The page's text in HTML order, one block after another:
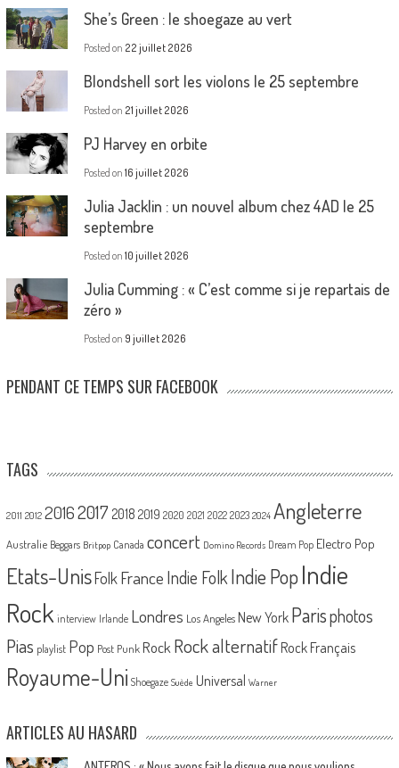
She’s Green : le shoegaze au vert
Posted on 22 juillet 2026
Blondshell sort les violons le 25 septembre
Posted on 21 juillet 2026
PJ Harvey en orbite
Posted on 16 juillet 2026
Julia Jacklin : un nouvel album chez 4AD le 25
septembre
Posted on 10 juillet 2026
Julia Cumming : « C’est comme si je repartais de
zéro »
Posted on 9 juillet 2026
PENDANT CE TEMPS SUR FACEBOOK
TAGS
2011 2012 20162017 2018 2019 2020 2021 2022 2023 2024 Angleterre
Australie Beggars Britpop Canada concert Domino Records Dream Pop Electro Pop
Etats-UnisFolk France Indie Folk Indie PopIndie
Rock interview Irlande Londres Los Angeles New York Parisphotos
Pias playlist Pop Post Punk Rock Rock alternatif Rock Français
Royaume-Uni Shoegaze Suède Universal Warner
ARTICLES AU HASARD